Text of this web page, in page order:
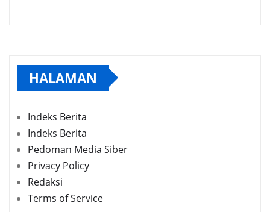
HALAMAN
Indeks Berita
Indeks Berita
Pedoman Media Siber
Privacy Policy
Redaksi
Terms of Service